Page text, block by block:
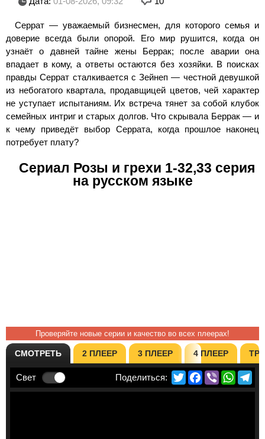
Серрат — уважаемый бизнесмен, для которого семья и
доверие всегда были опорой. Его мир рушится, когда он
узнаёт о давней тайне жены Беррак; после аварии она
впадает в кому, а ответы остаются без хозяйки. В поисках
правды Серрат сталкивается с Зейнеп — честной девушкой
из небогатого квартала, продавщицей цветов, чей характер
не уступает испытаниям. Их встреча тянет за собой клубок
семейных интриг и старых долгов. Что скрывала Беррак — и
к чему приведёт выбор Серрата, когда прошлое наконец
потребует плату?
Сериал Розы и грехи 1-32,33 серия
на русском языке
Проверяйте новые серии и качество во всех плеерах!
СМОТРЕТЬ 2 ПЛЕЕР 3 ПЛЕЕР 4 ПЛЕЕР
Свет TwitterFacebook
Viber